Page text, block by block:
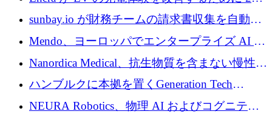
万ドルを調達
sunbay.io が財務チームの請求書収集を自動化
するために 55 万ユーロを調達
Mendo、ヨーロッパでエンタープライズ AI 導
入を拡大するために 1,200 万ユーロを確保
Nanordica Medical、抗生物質を含まない慢性創
傷治療薬を市場に投入するために 160 万ユー
ロを調達
ハンブルクに本拠を置くGeneration Tech
Partnersが5,000万ユーロのAIロールアップファ
NEURA Robotics、物理 AI およびコグニティ